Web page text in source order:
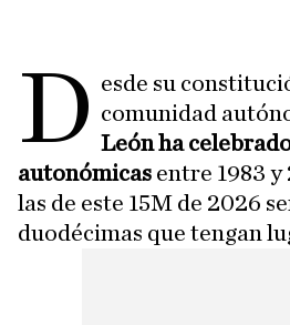
D esde su
comunidad
León ha
autonómicas entre 1983
las de este 15M de 2026
duodécimas que tengan